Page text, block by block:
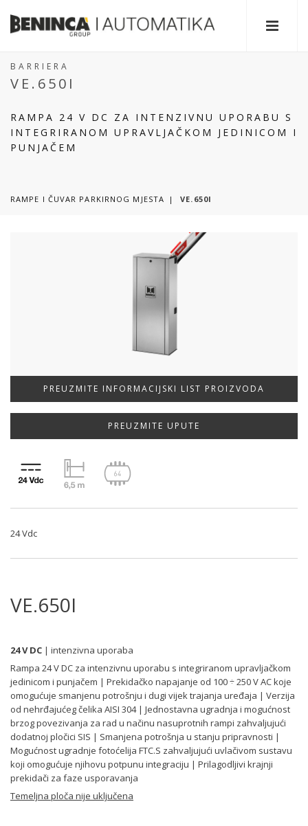
BARRIERA
VE.650I
RAMPA 24 V DC ZA INTENZIVNU UPORABU S
INTEGRIRANOM UPRAVLJAČKOM JEDINICOM I
PUNJAČEM
RAMPE I ČUVAR PARKIRNOG MJESTA VE.650I
PREUZMITE INFORMACIJSKI LIST PROIZVODA
PREUZMITE UPUTE
24 Vdc
VE.650I
24 V DC | intenzivna uporaba
Rampa 24 V DC za intenzivnu uporabu s integriranom upravljačkom
jedinicom i punjačem | Prekidačko napajanje od 100 ÷ 250 V AC koje
omogućuje smanjenu potrošnju i dugi vijek trajanja uređaja | Verzija
od nehrđajućeg čelika AISI 304 | Jednostavna ugradnja i mogućnost
brzog povezivanja za rad u načinu nasuprotnih rampi zahvaljujući
dodatnoj pločici SIS | Smanjena potrošnja u stanju pripravnosti |
Mogućnost ugradnje fotoćelija FTC.S zahvaljujući uvlačivom sustavu
koji omogućuje njihovu potpunu integraciju | Prilagodljivi krajnji
prekidači za faze usporavanja
Temeljna ploča nije uključena